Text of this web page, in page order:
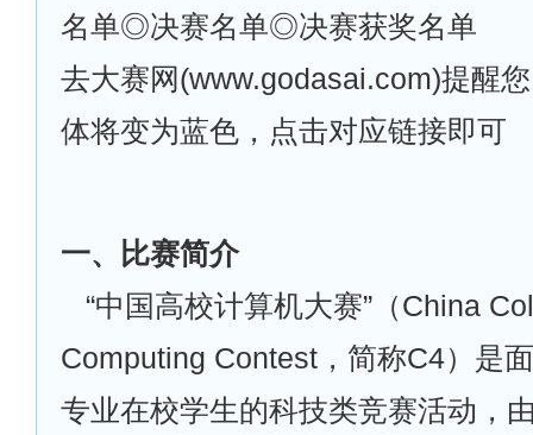
名单◎决赛名单◎决赛获奖名单
去大赛网(www.godasai.com)提醒
体将变为蓝色，点击对应链接即可
一、比赛简介
“中国高校计算机大赛”（China
Computing Contest，简称C4）是
专业在校学生的科技类竞赛活动，